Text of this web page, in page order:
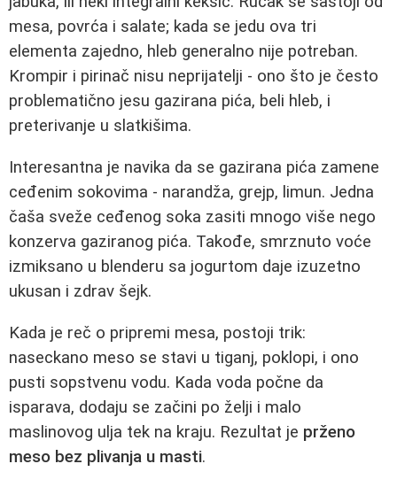
mesa, povrća i salate; kada se jedu ova tri
elementa zajedno, hleb generalno nije potreban.
Krompir i pirinač nisu neprijatelji - ono što je često
problematično jesu gazirana pića, beli hleb, i
preterivanje u slatkišima.
Interesantna je navika da se gazirana pića zamene
ceđenim sokovima - narandža, grejp, limun. Jedna
čaša sveže ceđenog soka zasiti mnogo više nego
konzerva gaziranog pića. Takođe, smrznuto voće
izmiksano u blenderu sa jogurtom daje izuzetno
ukusan i zdrav šejk.
Kada je reč o pripremi mesa, postoji trik:
naseckano meso se stavi u tiganj, poklopi, i ono
pusti sopstvenu vodu. Kada voda počne da
isparava, dodaju se začini po želji i malo
maslinovog ulja tek na kraju. Rezultat je prženo
meso bez plivanja u masti.